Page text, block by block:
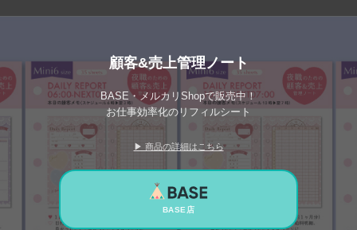
顧客&売上管理ノート
BASE・メルカリShopで販売中！
お仕事効率化のリフィルシート
▶ 商品の詳細はこちら
BASE店